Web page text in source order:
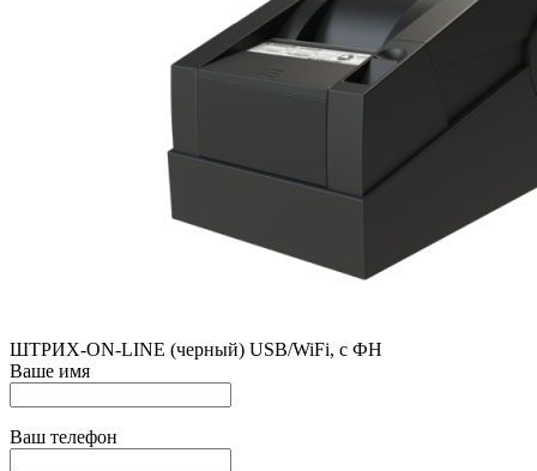
ШТРИХ-ON-LINE (черный) USB/WiFi, с ФН
Ваше имя
Ваш телефон